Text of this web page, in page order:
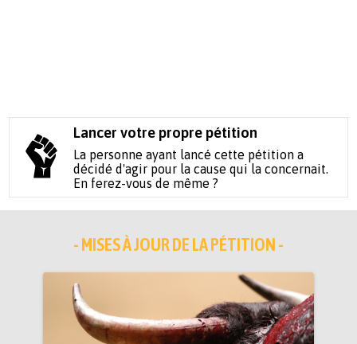
Lancer votre propre pétition
La personne ayant lancé cette pétition a
décidé d'agir pour la cause qui la concernait.
En ferez-vous de même ?
- MISES À JOUR DE LA PÉTITION -